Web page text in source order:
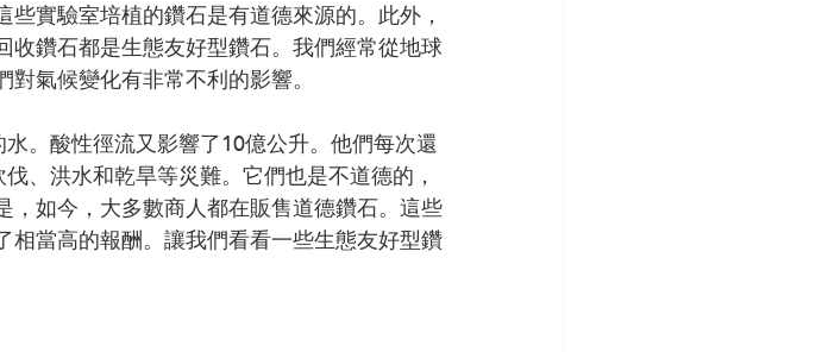
實驗室培植的鑽石是有道德來源的。此外，
鑽石都是生態友好型鑽石。我們經常從地球
氣候變化有非常不利的影響。
。酸性徑流又影響了10億公升。他們每次還
、洪水和乾旱等災難。它們也是不道德的，
如今，大多數商人都在販售道德鑽石。這些
當高的報酬。讓我們看看一些生態友好型鑽